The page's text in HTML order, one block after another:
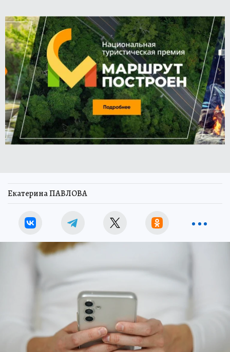
Екатерина ПАВЛОВА